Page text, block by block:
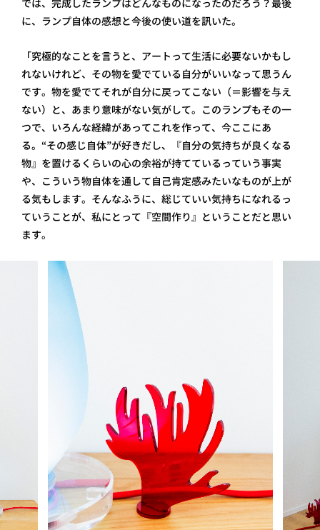
では、完成したランプはどんなものになったのだろう？最後
に、ランプ自体の感想と今後の使い道を訊いた。
「究極的なことを言うと、アートって生活に必要ないかもし
れないけれど、その物を愛でている自分がいいなって思うん
です。物を愛でてそれが自分に戻ってこない（＝影響を与え
ない）と、あまり意味がない気がして。このランプもその一
つで、いろんな経緯があってこれを作って、今ここにあ
る。“その感じ自体”が好きだし、『自分の気持ちが良くなる
物』を置けるくらいの心の余裕が持てているっていう事実
や、こういう物自体を通して自己肯定感みたいなものが上が
る気もします。そんなふうに、総じていい気持ちになれるっ
ていうことが、私にとって『空間作り』ということだと思い
ます。